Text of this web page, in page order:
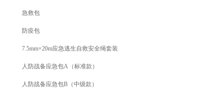
急救包
防疫包
7.5mm×20m应急逃生自救安全绳套装
人防战备应急包A（标准款）
人防战备应急包B（中级款）